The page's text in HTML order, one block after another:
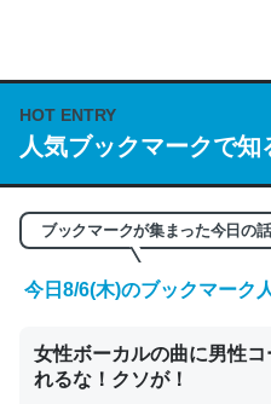
説してる記事が少ないので貴
https://
/064121
─GPTの仕組みと限界についての
くらい。小説でいう「ずっ
ど、短期記憶というには多
HOT ENTRY
人気ブックマークで知
ブックマークが集まった今日の
今日8/6(木)のブックマーク
女性ボーカルの曲に男性コ
れるな！クソが！